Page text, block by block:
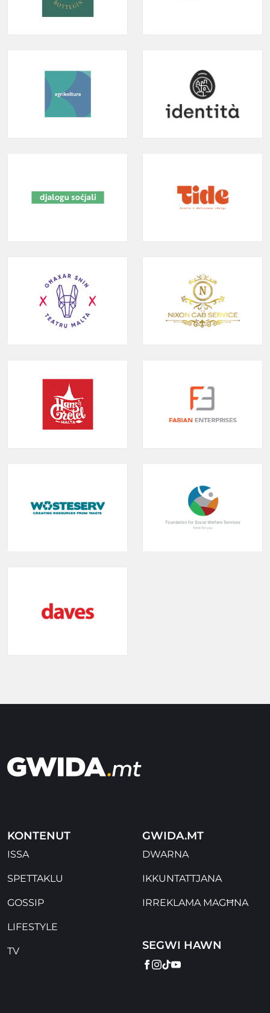
KONTENUT
ISSA
SPETTAKLU
GOSSIP
LIFESTYLE
TV
GWIDA.MT
DWARNA
IKKUNTATTJANA
IRREKLAMA MAGĦNA
SEGWI HAWN
FACEBOOK
INSTAGRAM
TIKTOK
YOUTUBE